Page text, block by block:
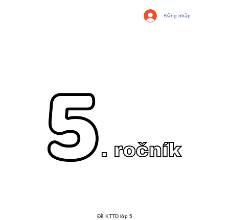
Đăng nhập
Đề KTTD lớp 5